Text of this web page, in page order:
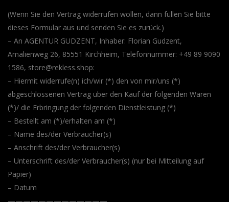
(Wenn Sie den Vertrag widerrufen wollen, dann füllen Sie bitte
dieses Formular aus und senden Sie es zurück.)
– An AGENTUR GUDZENT, Inhaber: Florian Gudzent,
Amalienweg 26, 85551 Kirchheim, Telefonnummer: +49 89 9090
1586, store@rekless.shop:
– Hiermit widerrufe(n) ich/wir (*) den von mir/uns (*)
abgeschlossenen Vertrag über den Kauf der folgenden Waren
(*)/ die Erbringung der folgenden Dienstleistung (*)
– Bestellt am (*)/erhalten am (*)
– Name des/der Verbraucher(s)
– Anschrift des/der Verbraucher(s)
– Unterschrift des/der Verbraucher(s) (nur bei Mitteilung auf
Papier)
– Datum